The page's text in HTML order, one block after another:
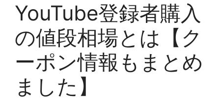
YouTube登録者購入
の値段相場とは【ク
ーポン情報もまとめ
ました】